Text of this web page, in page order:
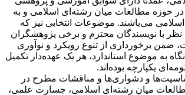
حوزه مطالعات میان رشته‌ای اسلامی و به
می‌باشند. موضوعات انتخابی نیز که
با نویسندگان محترم و برخی پژوهشگران
ضمن برخورداری از تنوع رویکرد و نوآوری
به موضوع استاندارد، هر یک عهده‌دار تکمیل
یکپارچه بوده‌اند.
و دشواری‌ها و مناقشات مطرح در
میان رشته‌ای اسلامی، جسارت علمی،